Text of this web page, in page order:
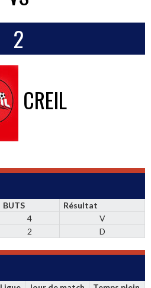
2
CREIL
BUTS
Résultat
4
V
2 D